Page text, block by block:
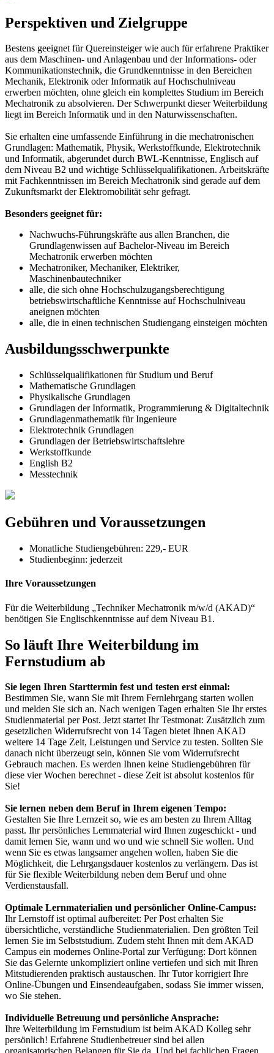
Perspektiven und Zielgruppe
Bestens geeignet für Quereinsteiger wie auch für erfahrene Praktiker
aus dem Maschinen- und Anlagenbau und der Informations- oder
Kommunikationstechnik, die Grundkenntnisse in den Bereichen
Mechanik, Elektronik oder Informatik auf Hochschulniveau
erwerben möchten, ohne gleich ein komplettes Studium im Bereich
Mechatronik zu absolvieren. Der Schwerpunkt dieser Weiterbildung
liegt im Bereich Informatik und in den Naturwissenschaften.
Sie erhalten eine umfassende Einführung in die mechatronischen
Grundlagen: Mathematik, Physik, Werkstoffkunde, Elektrotechnik
und Informatik, abgerundet durch BWL-Kenntnisse, Englisch auf
dem Niveau B2 und wichtige Schlüsselqualifikationen. Arbeitskräfte
mit Fachkenntnissen im Bereich Mechatronik sind gerade auf dem
Zukunftsmarkt der Elektromobilität sehr gefragt.
Besonders geeignet für:
Nachwuchs-Führungskräfte aus allen Branchen, die
Grundlagenwissen auf Bachelor-Niveau im Bereich
Mechatronik erwerben möchten
Mechatroniker, Mechaniker, Elektriker,
Maschinenbautechniker
alle, die sich ohne Hochschulzugangsberechtigung
betriebswirtschaftliche Kenntnisse auf Hochschulniveau
aneignen möchten
alle, die in einen technischen Studiengang einsteigen möchten
Ausbildungsschwerpunkte
Schlüsselqualifikationen für Studium und Beruf
Mathematische Grundlagen
Physikalische Grundlagen
Grundlagen der Informatik, Programmierung & Digitaltechnik
Grundlagenmathematik für Ingenieure
Elektrotechnik Grundlagen
Grundlagen der Betriebswirtschaftslehre
Werkstoffkunde
English B2
Messtechnik
Gebühren und Voraussetzungen
Monatliche Studiengebühren: 229,- EUR
Studienbeginn: jederzeit
Ihre Voraussetzungen
Für die Weiterbildung „Techniker Mechatronik m/w/d (AKAD)“
benötigen Sie Englischkenntnisse auf dem Niveau B1.
So läuft Ihre Weiterbildung im
Fernstudium ab
Sie legen Ihren Starttermin fest und testen erst einmal:
Bestimmen Sie, wann Sie mit Ihrem Fernlehrgang starten wollen
und melden Sie sich an. Nach wenigen Tagen erhalten Sie Ihr erstes
Studienmaterial per Post. Jetzt startet Ihr Testmonat: Zusätzlich zum
gesetzlichen Widerrufsrecht von 14 Tagen bietet Ihnen AKAD
weitere 14 Tage Zeit, Leistungen und Service zu testen. Sollten Sie
danach nicht überzeugt sein, können Sie vom Widerrufsrecht
Gebrauch machen. Es werden Ihnen keine Studiengebühren für
diese vier Wochen berechnet - diese Zeit ist absolut kostenlos für
Sie!
Sie lernen neben dem Beruf in Ihrem eigenen Tempo:
Gestalten Sie Ihre Lernzeit so, wie es am besten zu Ihrem Alltag
passt. Ihr persönliches Lernmaterial wird Ihnen zugeschickt - und
damit lernen Sie, wann und wo und wie schnell Sie wollen. Und
wenn Sie es etwas langsamer angehen wollen, haben Sie die
Möglichkeit, die Lehrgangsdauer kostenlos zu verlängern. Das ist
für Sie flexible Weiterbildung neben dem Beruf und ohne
Verdienstausfall.
Optimale Lernmaterialien und persönlicher Online-Campus:
Ihr Lernstoff ist optimal aufbereitet: Per Post erhalten Sie
übersichtliche, verständliche Studienmaterialien. Den größten Teil
lernen Sie im Selbststudium. Zudem steht Ihnen mit dem AKAD
Campus ein modernes Online-Portal zur Verfügung: Dort können
Sie das Gelernte unkompliziert online vertiefen und sich mit Ihren
Mitstudierenden praktisch austauschen. Ihr Tutor korrigiert Ihre
Online-Übungen und Einsendeaufgaben, sodass Sie immer wissen,
wo Sie stehen.
Individuelle Betreuung und persönliche Ansprache:
Ihre Weiterbildung im Fernstudium ist beim AKAD Kolleg sehr
persönlich! Erfahrene Studienbetreuer sind bei allen